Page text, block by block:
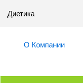
Диетика
О Компании